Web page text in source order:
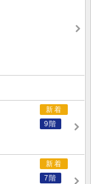
新着
9階
新着
7階